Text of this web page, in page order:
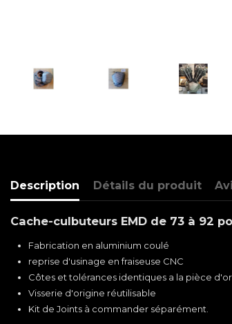
Description Détails du produit
Cache-culbuteurs EMD de 73 à 92
Fabrication en aluminium coulé
reprise d'usinage en fraiseuse CNC
Côtes et tolérances identiques a la pièce
Visserie d'origine réutilisable
Kit de Joints à commander séparément.